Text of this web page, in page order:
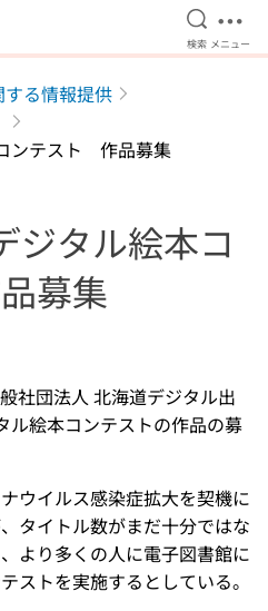
検索を
検索 メ
メニュー
る情報提供
ンテスト 作品募集
ジタル絵本コ
募集
社団法人 北海道デジタル出
ル絵本コンテストの作品の募
ウイルス感染症拡大を契機に
タイトル数がまだ十分ではな
より多くの人に電子図書館に
ストを実施するとしている。